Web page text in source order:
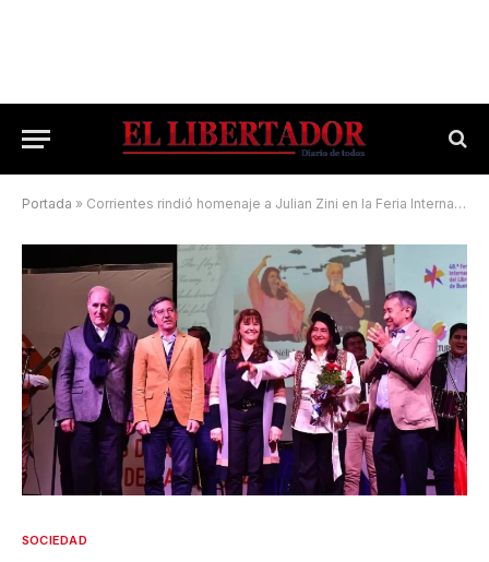
Portada » Corrientes rindió homenaje a Julian Zini en la Feria Internacional del Libro
SOCIEDAD